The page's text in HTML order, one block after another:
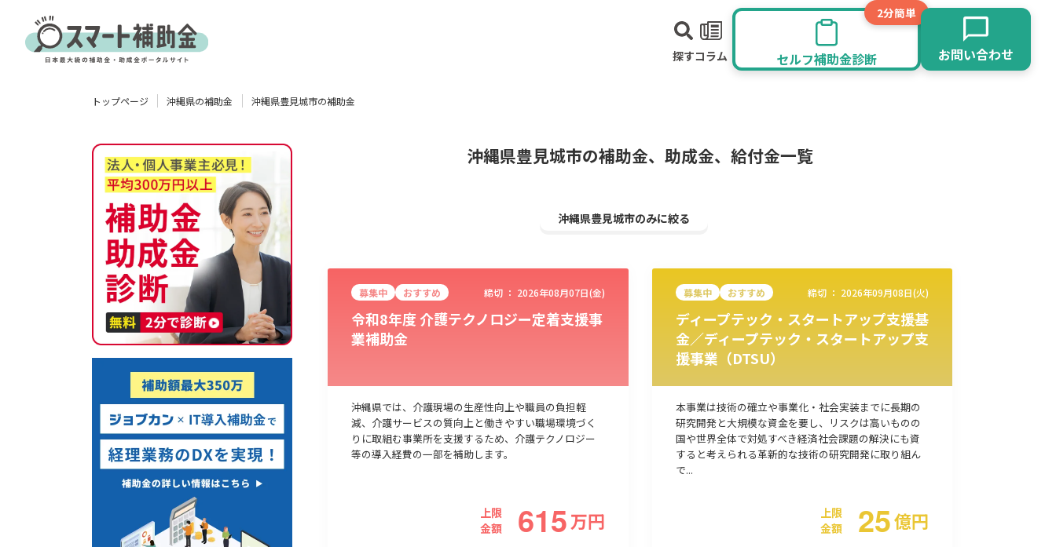
探すコラム
2分簡単
セルフ補助金診断 お問い合わせ
製造業 情報通信業 卸売･小売業 建設･不動産業 サービス業 医療･福祉 農業･林業 宿泊･旅館業 その他
販路拡大 海外展開
トップページ 沖縄県の補助金 沖縄県豊見城市の補助金
沖縄県豊見城市の補助金、助成金、給付金一覧
沖縄県豊見城市のみに絞る
募集中 おすすめ 締切 ： 2026年08月07日(金)
令和8年度 介護テクノロジー定着支援事
業補助金
沖縄県では、介護現場の生産性向上や職員の負担軽
減、介護サービスの質向上と働きやすい職場環境づく
りに取組む事業所を支援するため、介護テクノロジー
等の導入経費の一部を補助します。
上限
金額
615万円
募集中 おすすめ 締切 ： 2026年09月08日(火)
ディープテック・スタートアップ支援基
金／ディープテック・スタートアップ支
援事業（DTSU）
本事業は技術の確立や事業化・社会実装までに長期の
研究開発と大規模な資金を要し、リスクは高いものの
国や世界全体で対処すべき経済社会課題の解決にも資
すると考えられる革新的な技術の研究開発に取り組ん
で...
上限
金額
25億円